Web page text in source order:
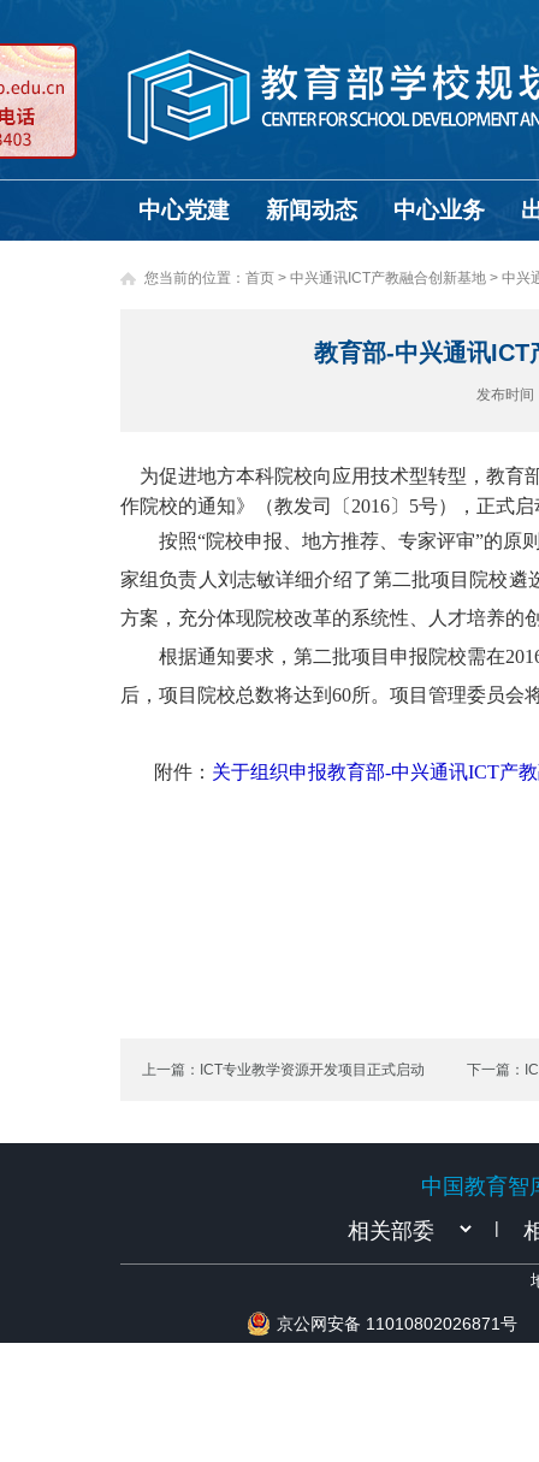
中心党建 新闻动态 中心业务
您当前的位置： 首页 > 中兴通讯ICT产教融合创新基地 > 中兴
教育部-中兴通讯ICT
发布时
为促进地方本科院校向应用技术型转型，教育
作院校的通知》（教发司〔2016〕5号），正式
按照“院校申报、地方推荐、专家评审”的原则
家组负责人刘志敏详细介绍了第二批项目院校
方案，充分体现院校改革的系统性、人才培养的
根据通知要求，第二批项目申报院校需在
后，项目院校总数将达到60所。项目管理委员会
附件： 关于组织申报教育部-中兴通讯ICT产
上一篇：ICT专业教学资源开发项目正式启动 下一篇：
中国教育智
|
京公网安备 11010802026871号